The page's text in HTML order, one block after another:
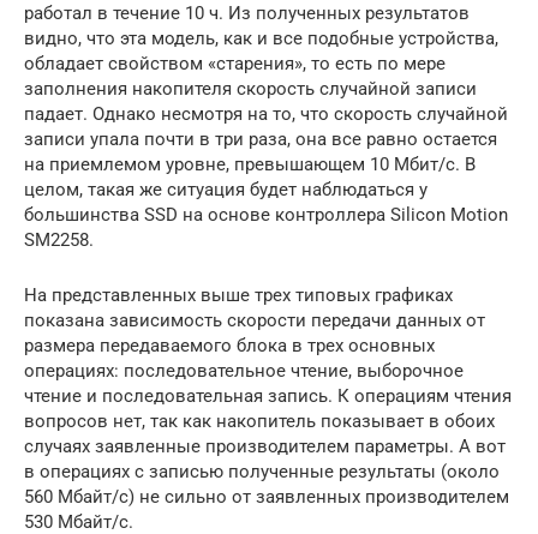
работал в течение 10 ч. Из полученных результатов
видно, что эта модель, как и все подобные устройства,
обладает свойством «старения», то есть по мере
заполнения накопителя скорость случайной записи
падает. Однако несмотря на то, что скорость случайной
записи упала почти в три раза, она все равно остается
на приемлемом уровне, превышающем 10 Мбит/с. В
целом, такая же ситуация будет наблюдаться у
большинства SSD на основе контроллера Silicon Motion
SM2258.
На представленных выше трех типовых графиках
показана зависимость скорости передачи данных от
размера передаваемого блока в трех основных
операциях: последовательное чтение, выборочное
чтение и последовательная запись. К операциям чтения
вопросов нет, так как накопитель показывает в обоих
случаях заявленные производителем параметры. А вот
в операциях с записью полученные результаты (около
560 Мбайт/с) не сильно от заявленных производителем
530 Мбайт/с.